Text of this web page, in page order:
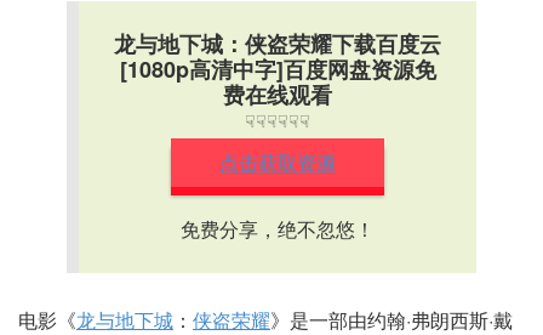
龙与地下城：侠盗荣耀下载百度云
[1080p高清中字]百度网盘资源免
费在线观看
☟☟☟☟☟☟
点击获取资源
免费分享，绝不忽悠！
电影《龙与地下城 ： 侠盗荣耀》是一部由约翰·弗朗西斯·戴